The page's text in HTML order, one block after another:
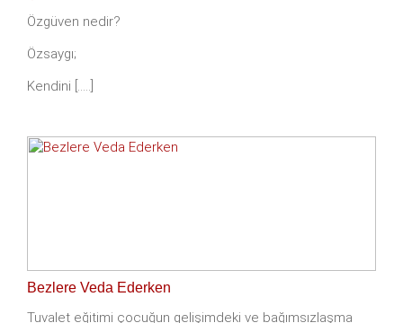
Özgüven nedir?
Özsaygı;
Kendini [.....]
Bezlere Veda Ederken
Tuvalet eğitimi çocuğun gelişimdeki ve bağımsızlaşma